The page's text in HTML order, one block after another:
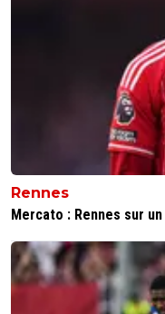
Rennes
Mercato : Rennes sur